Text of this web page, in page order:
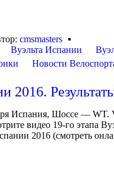
cmsmasters
Вуэльта Испании
Новости
2016.
Испания, Шоссе —
видео 19-го этапа
2016 (смотреть